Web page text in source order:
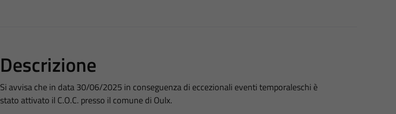
Descrizione
Si avvisa che in data 30/06/2025 in conseguenza di eccezionali eventi temporaleschi è
stato attivato il C.O.C. presso il comune di Oulx.